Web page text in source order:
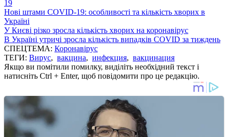
19
Нові штами COVID-19: особливості та кількість хворих в
Україні
У Києві різко зросла кількість хворих на коронавірус
В Україні утричі зросла кількість випадків COVID за тиждень
СПЕЦТЕМА: Коронавірус
ТЕГИ: Вирус, вакцина, инфекция, вакцинация
Якщо ви помітили помилку, виділіть необхідний текст і
натисніть Ctrl + Enter, щоб повідомити про це редакцію.